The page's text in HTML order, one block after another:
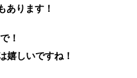
あります！
！
嬉しいですね！